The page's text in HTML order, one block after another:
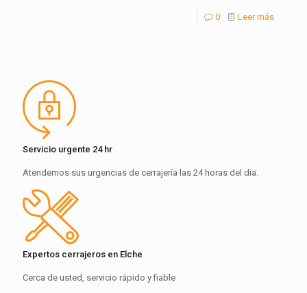
0 Leer más
Servicio urgente 24 hr
Atendemos sus urgencias de cerrajería las 24 horas del dia.
Expertos cerrajeros en Elche
Cerca de usted, servicio rápido y fiable